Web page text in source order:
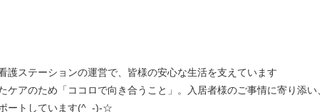
護ステーションの運営で、皆様の安心な生活を支えています
アのため「ココロで向き合うこと」。入居者様のご事情に寄り添い、
ートしています(^_-)-☆